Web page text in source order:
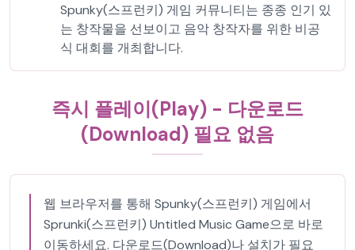
Spunky(스프런키) 게임 커뮤니티는 종종 인기 있
는 창작물을 선보이고 음악 창작자를 위한 비공
식 대회를 개최합니다.
즉시 플레이(Play) - 다운로드
(Download) 필요 없음
웹 브라우저를 통해 Spunky(스프런키) 게임에서
Sprunki(스프런키) Untitled Music Game으로 바로
이동하세요. 다운로드(Download)나 설치가 필요